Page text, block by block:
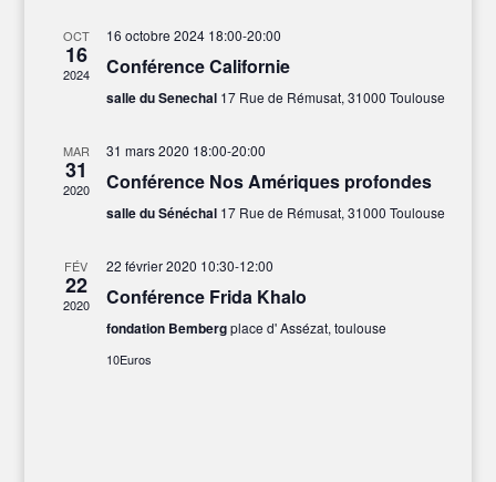
OCT
16
2024
16 octobre 2024 18:00-20:00
Conférence Californie
salle du Senechal 17 Rue de Rémusat, 31000 Toulouse
MAR
31
2020
31 mars 2020 18:00-20:00
Conférence Nos Amériques profondes
salle du Sénéchal 17 Rue de Rémusat, 31000 Toulouse
FÉV
22
2020
22 février 2020 10:30-12:00
Conférence Frida Khalo
fondation Bembergplace d' Assézat, toulouse
10Euros